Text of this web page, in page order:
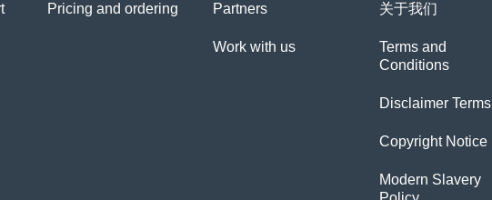
Pricing and ordering Partners
Work with us
关于我们
Terms and
Conditions
Disclaimer Terms
Copyright Notice
Modern Slavery